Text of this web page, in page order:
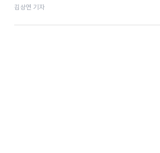
김상연 기자